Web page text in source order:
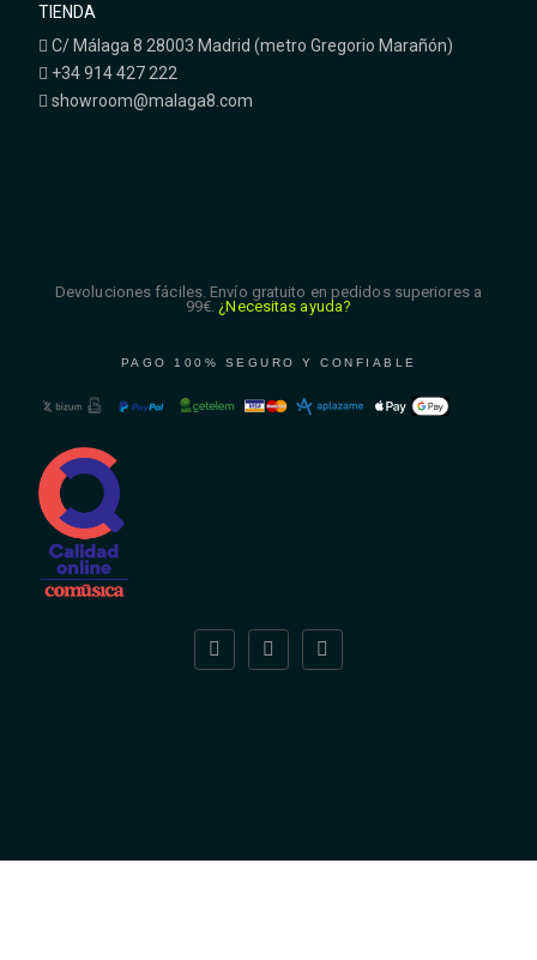
TIENDA
C/ Málaga 8 28003 Madrid (metro Gregorio Marañón)
+34 914 427 222
showroom@malaga8.com
Devoluciones fáciles. Envío gratuito en pedidos superiores a
99€. ¿Necesitas ayuda?
PAGO 100% SEGURO Y CONFIABLE